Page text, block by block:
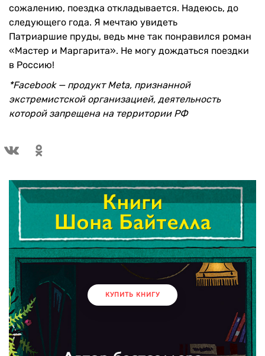
сожалению, поездка откладывается. Надеюсь, до
следующего года. Я мечтаю увидеть
Патриаршие пруды, ведь мне так понравился роман
«Мастер и Маргарита». Не могу дождаться поездки
в Россию!
*Facebook — продукт Meta, признанной
экстремистской организацией, деятельность
которой запрещена на территории РФ
КУПИТЬ КНИГУ